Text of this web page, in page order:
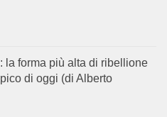
la forma più alta di ribellione
di oggi (di Alberto